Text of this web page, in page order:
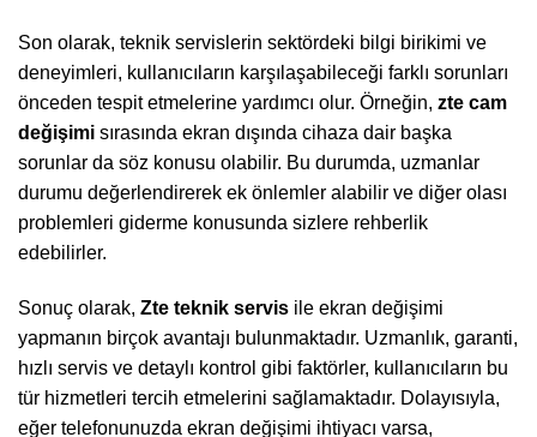
Son olarak, teknik servislerin sektördeki bilgi birikimi ve
deneyimleri, kullanıcıların karşılaşabileceği farklı sorunları
önceden tespit etmelerine yardımcı olur. Örneğin, zte cam
değişimi sırasında ekran dışında cihaza dair başka
sorunlar da söz konusu olabilir. Bu durumda, uzmanlar
durumu değerlendirerek ek önlemler alabilir ve diğer olası
problemleri giderme konusunda sizlere rehberlik
edebilirler.
Sonuç olarak, Zte teknik servis ile ekran değişimi
yapmanın birçok avantajı bulunmaktadır. Uzmanlık, garanti,
hızlı servis ve detaylı kontrol gibi faktörler, kullanıcıların bu
tür hizmetleri tercih etmelerini sağlamaktadır. Dolayısıyla,
eğer telefonunuzda ekran değişimi ihtiyacı varsa,